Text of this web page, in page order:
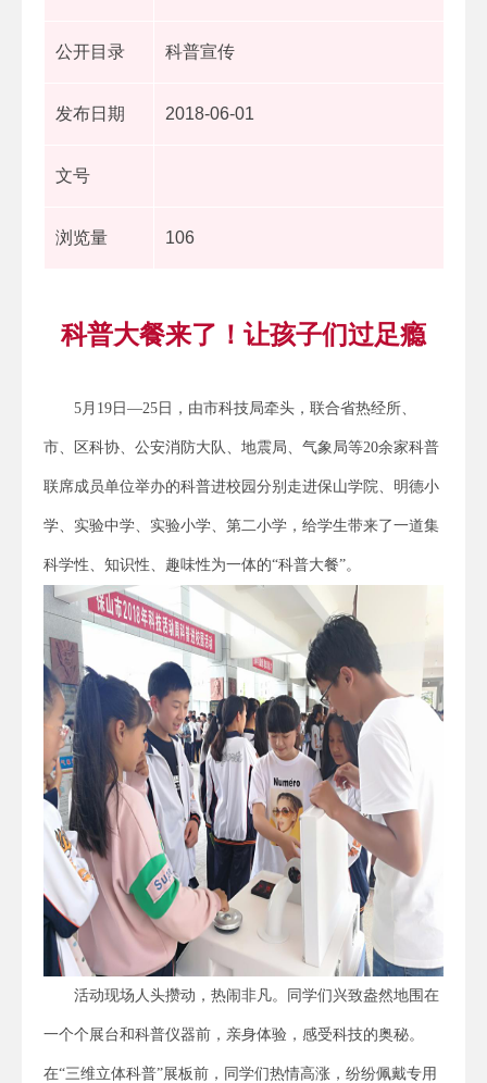
公开目录 科普宣传
发布日期 2018-06-01
文号
浏览量 106
科普大餐来了！让孩子们过足瘾
5月19日—25日，由市科技局牵头，联合省热经所、
市、区科协、公安消防大队、地震局、气象局等20余家科普
联席成员单位举办的科普进校园分别走进保山学院、明德小
学、实验中学、实验小学、第二小学，给学生带来了一道集
科学性、知识性、趣味性为一体的“科普大餐”。
活动现场人头攒动，热闹非凡。同学们兴致盎然地围在
一个个展台和科普仪器前，亲身体验，感受科技的奥秘。
在“三维立体科普”展板前，同学们热情高涨，纷纷佩戴专用